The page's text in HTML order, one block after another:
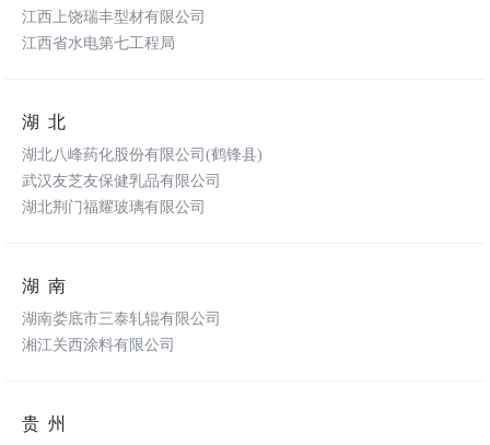
江西上饶瑞丰型材有限公司
江西省水电第七工程局
湖北
湖北八峰药化股份有限公司(鹤锋县)
武汉友芝友保健乳品有限公司
湖北荆门福耀玻璃有限公司
湖南
湖南娄底市三泰轧辊有限公司
湘江关西涂料有限公司
贵州